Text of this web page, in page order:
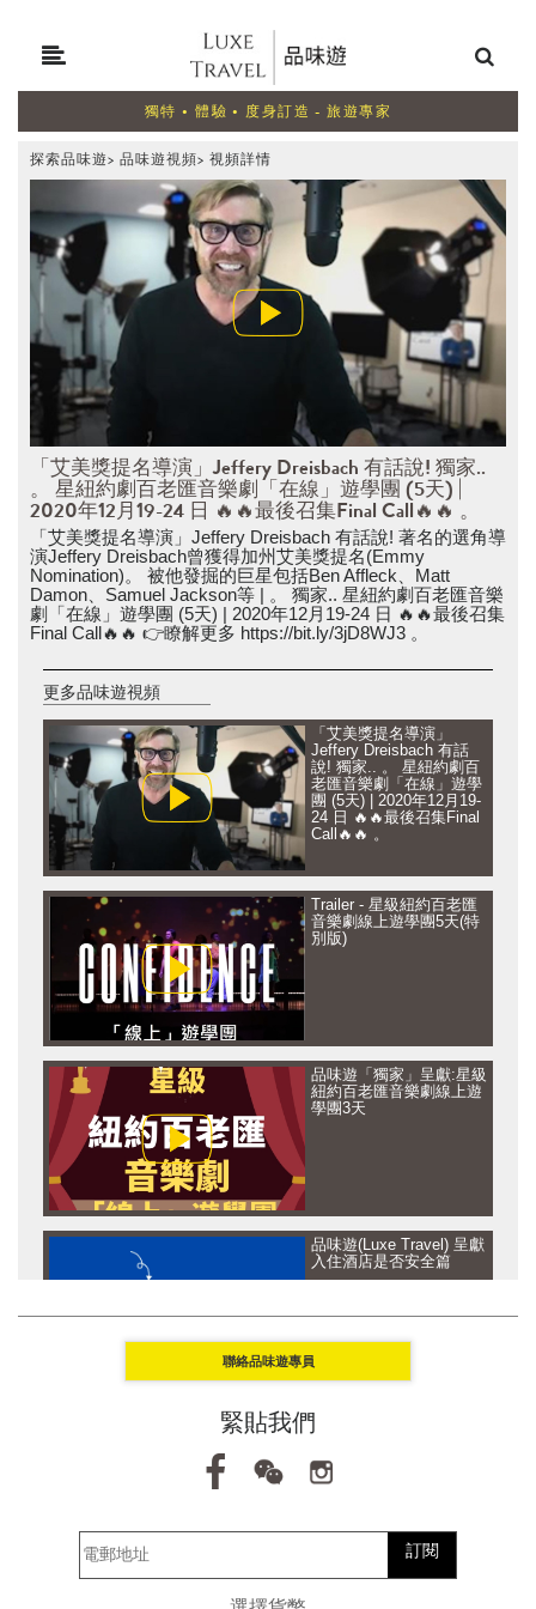
獨特 • 體驗 • 度身訂造 - 旅遊專家
探索品味遊> 品味遊視頻> 視頻詳情
「艾美獎提名導演」Jeffery Dreisbach 有話說! 獨家..
。 星紐約劇百老匯音樂劇「在線」遊學團 (5天) |
2020年12月19-24 日 🔥🔥最後召集Final Call🔥🔥 。
「艾美獎提名導演」Jeffery Dreisbach 有話說! 著名的選角導
演Jeffery Dreisbach曾獲得加州艾美獎提名(Emmy
Nomination)。 被他發掘的巨星包括Ben Affleck、Matt
Damon、Samuel Jackson等 | 。 獨家.. 星紐約劇百老匯音樂
劇「在線」遊學團 (5天) | 2020年12月19-24 日 🔥🔥最後召集
Final Call🔥🔥 👉瞭解更多 https://bit.ly/3jD8WJ3 。
更多品味遊視頻
「艾美獎提名導演」
Jeffery Dreisbach 有話
說! 獨家.. 。 星紐約劇百
老匯音樂劇「在線」遊學
團 (5天) | 2020年12月19-
24 日 🔥🔥最後召集Final
Call🔥🔥 。
Trailer - 星級紐約百老匯
音樂劇線上遊學團5天(特
別版)
品味遊「獨家」呈獻:星級
紐約百老匯音樂劇線上遊
學團3天
品味遊(Luxe Travel) 呈獻
入住酒店是否安全篇
品味遊(Luxe Travel) 呈獻
讓思想去旅行 - 坦桑尼亞
品味遊(Luxe Travel) 呈獻
聯絡品味遊專員
緊貼我們
訂閱